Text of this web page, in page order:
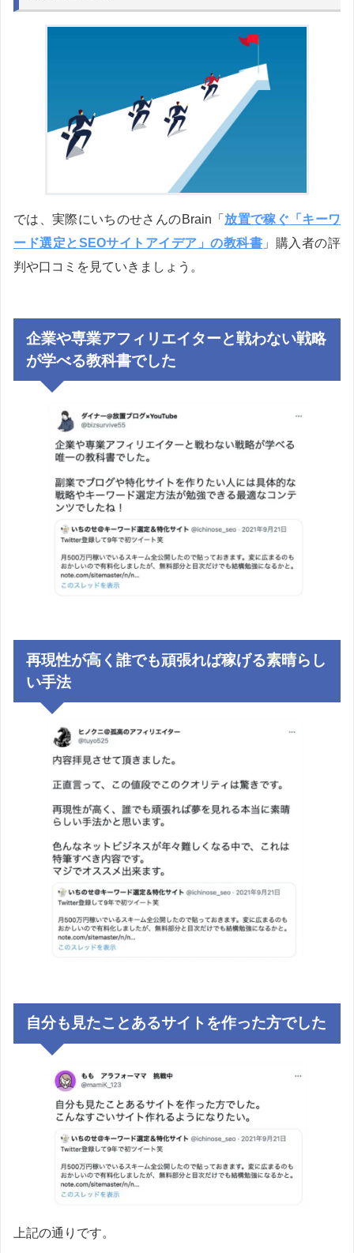
では、実際にいちのせさんのBrain「 放置で稼ぐ「キーワ
ード選定とSEOサイトアイデア」の教科書 」購入者の評
判や口コミを見ていきましょう。
企業や専業アフィリエイターと戦わない戦略
が学べる教科書でした
再現性が高く誰でも頑張れば稼げる素晴らし
い手法
自分も見たことあるサイトを作った方でした
上記の通りです。